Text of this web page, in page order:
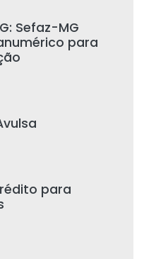
Sefaz-MG
para
para